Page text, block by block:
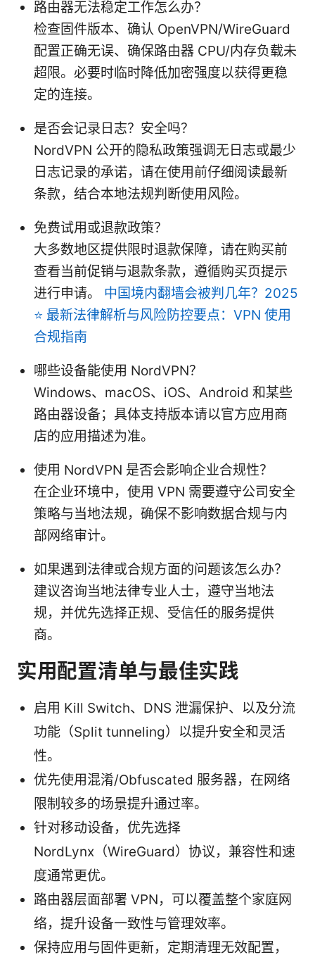
路由器无法稳定工作怎么办？
检查固件版本、确认 OpenVPN/WireGuard
配置正确无误、确保路由器 CPU/内存负载未
超限。必要时临时降低加密强度以获得更稳
定的连接。
是否会记录日志？安全吗？
NordVPN 公开的隐私政策强调无日志或最少
日志记录的承诺，请在使用前仔细阅读最新
条款，结合本地法规判断使用风险。
免费试用或退款政策？
大多数地区提供限时退款保障，请在购买前
查看当前促销与退款条款，遵循购买页提示
进行申请。 中国境内翻墙会被判几年？2025
⭐ 最新法律解析与风险防控要点：VPN 使用
合规指南
哪些设备能使用 NordVPN？
Windows、macOS、iOS、Android 和某些
路由器设备；具体支持版本请以官方应用商
店的应用描述为准。
使用 NordVPN 是否会影响企业合规性？
在企业环境中，使用 VPN 需要遵守公司安全
策略与当地法规，确保不影响数据合规与内
部网络审计。
如果遇到法律或合规方面的问题该怎么办？
建议咨询当地法律专业人士，遵守当地法
规，并优先选择正规、受信任的服务提供
商。
实用配置清单与最佳实践
启用 Kill Switch、DNS 泄漏保护、以及分流
功能（Split tunneling）以提升安全和灵活
性。
优先使用混淆/Obfuscated 服务器，在网络
限制较多的场景提升通过率。
针对移动设备，优先选择
NordLynx（WireGuard）协议，兼容性和速
度通常更优。
路由器层面部署 VPN，可以覆盖整个家庭网
络，提升设备一致性与管理效率。
保持应用与固件更新，定期清理无效配置，